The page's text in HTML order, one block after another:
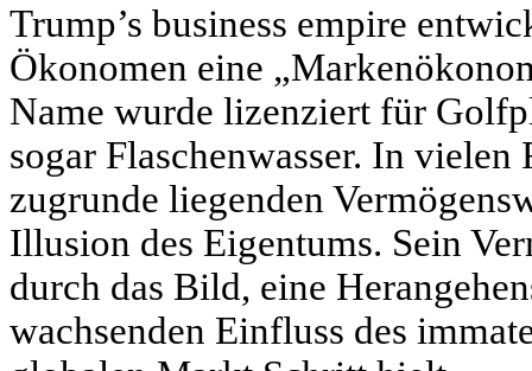
Trump’s business empire
Ökonomen eine
Name wurde lizenziert für
sogar Flaschenwasser. In vielen
zugrunde liegenden
Illusion des Eigentums. Sein
durch das Bild, eine
wachsenden Einfluss des